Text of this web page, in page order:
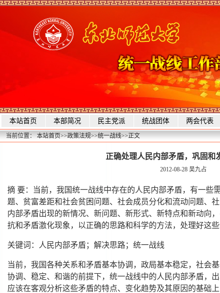
本站首页 本部简况 民主党派 统战团体 两会代表
当前位置：本站首页>>政策法规>>统一战线>>正文
正确处理人民内部矛盾，巩固和
2012-08-28 吴九占
摘 要：当前，我国统一战线中存在的人民内部矛盾，有一些
题、贫富差距和社会贫困问题、社会成员分化和流动问题、
内部矛盾出现的新情况、新问题、新形式、新特点和新动向
抗和矛盾激化现象，以正确的思路和科学的方法，处理好这
关键词：人民内部矛盾；解决思路；统一战线
当前，我国各种关系和矛盾基本协调，政局基本稳定，社会
协调、稳定、和谐的前提下，统一战线中的人民内部矛盾，
应该在客观分析这些矛盾的特点、变化趋势及其原因的基础